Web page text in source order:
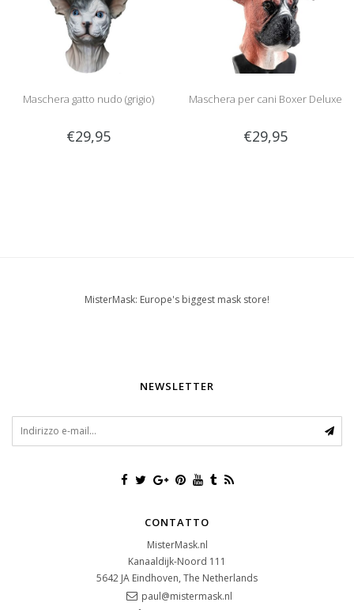
Maschera gatto nudo (grigio)
€29,95
Maschera per cani Boxer Deluxe
€29,95
MisterMask: Europe's biggest mask store!
NEWSLETTER
CONTATTO
MisterMask.nl
Kanaaldijk-Noord 111
5642 JA Eindhoven, The Netherlands
paul@mistermask.nl